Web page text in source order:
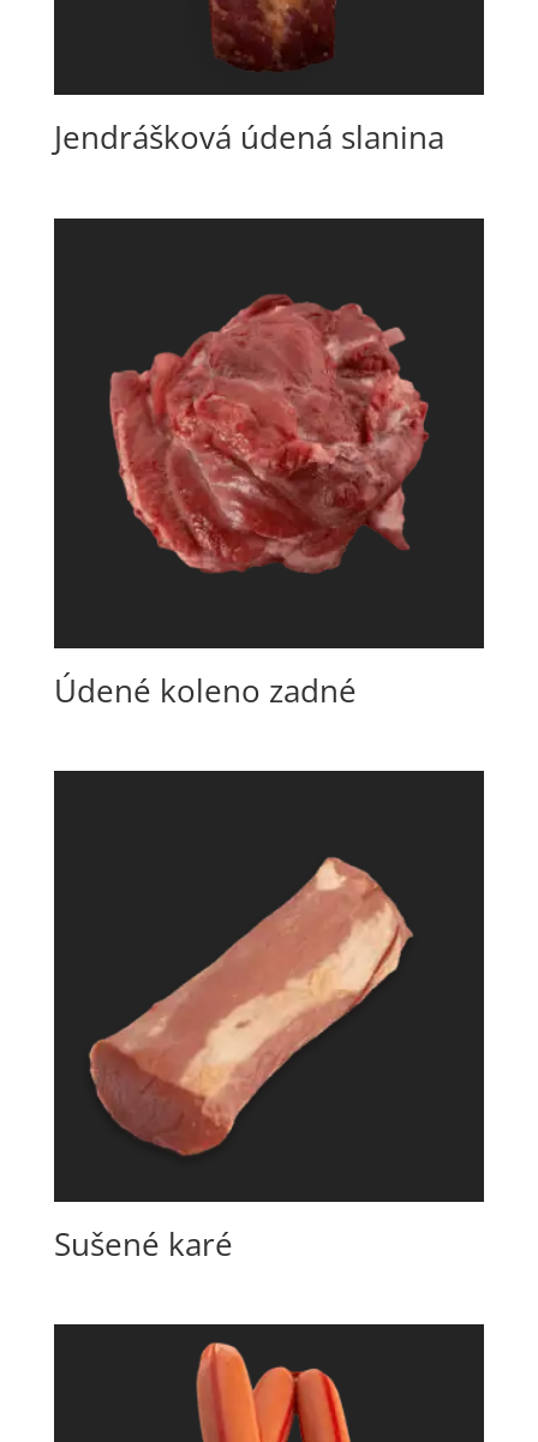
Jendrášková údená slanina
Údené koleno zadné
Sušené karé